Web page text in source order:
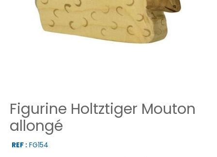
Figurine Holtztiger Mouton
allongé
REF : FG154